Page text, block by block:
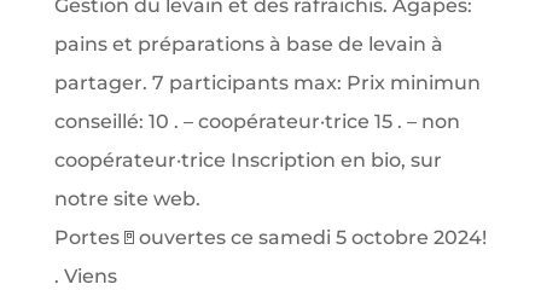
Portes🚪ouvertes ce samedi 5 octobre 2024!
. Viens